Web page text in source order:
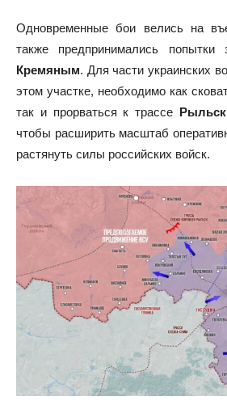
Одновременные бои велись на
также предпринимались попытки
Кремяным. Для части украинских
этом участке, необходимо как
так и прорваться к трассе
чтобы расширить масштаб
растянуть силы российских войск.